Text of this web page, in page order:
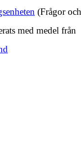
(Frågor
med medel från